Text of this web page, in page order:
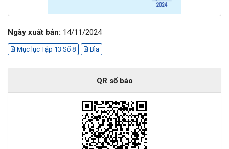
Ngày xuất bản: 14/11/2024
Mục lục Tập 13 Số 8 Bìa
QR số báo